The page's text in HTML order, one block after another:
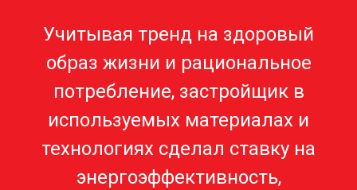
Учитывая тренд на здоровый
образ жизни и рациональное
потребление, застройщик в
используемых материалах и
технологиях сделал ставку на
энергоэффективность,